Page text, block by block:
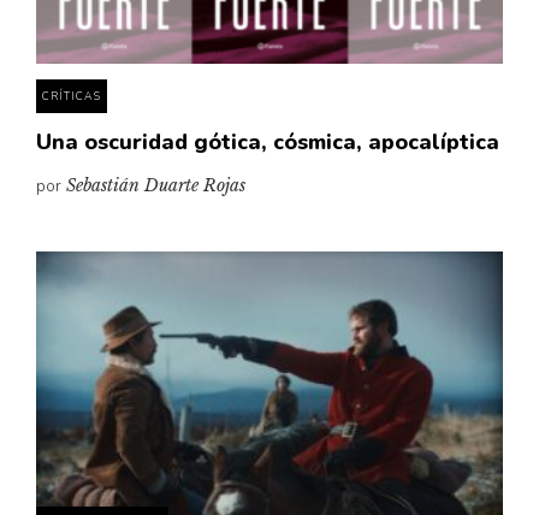
CRÍTICAS
Una oscuridad gótica, cósmica, apocalíptica
por Sebastián Duarte Rojas